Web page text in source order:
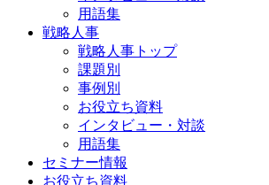
用語集
戦略人事
戦略人事トップ
課題別
事例別
お役立ち資料
インタビュー・対談
用語集
セミナー情報
お役立ち資料